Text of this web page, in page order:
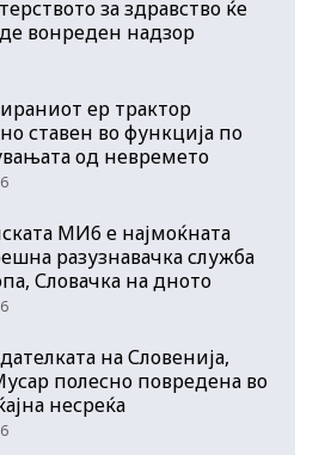
за здравство ќе
вонреден надзор
ер трактор
ставен во функција по
од невремето
МИ6 е најмоќната
разузнавачка служба
Словачка на дното
на Словенија,
полесно повредена во
несреќа